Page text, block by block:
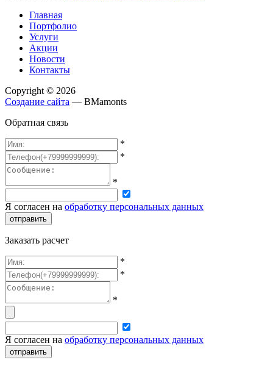
Главная
Портфолио
Услуги
Акции
Новости
Контакты
Copyright © 2026
Создание сайта — BMamonts
Обратная связь
*
*
*
Я согласен на обработку персональных данных
отправить
Заказать расчет
*
*
*
Я согласен на обработку персональных данных
отправить